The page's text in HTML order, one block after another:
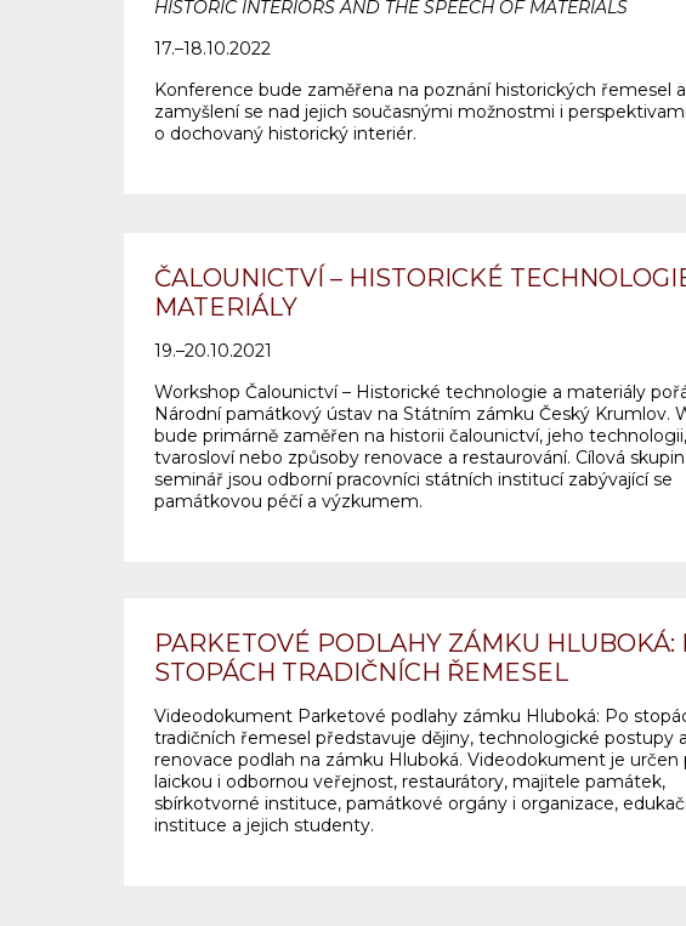
HISTORIC INTERIORS AND THE SPEECH OF MATERIALS
17.–18.10.2022
Konference bude zaměřena na poznání historických řemesel a
zamyšlení se nad jejich současnými možnostmi i
o dochovaný historický interiér.
ČALOUNICTVÍ – HISTORICKÉ
MATERIÁLY
19.–20.10.2021
Workshop Čalounictví – Historické technologie a materiály
Národní památkový ústav na Státním zámku Český Krumlov.
bude primárně zaměřen na historii čalounictví, jeho technologii,
tvarosloví nebo způsoby renovace a restaurování. Cílová
seminář jsou odborní pracovníci státních institucí zabývající se
památkovou péčí a výzkumem.
PARKETOVÉ PODLAHY ZÁMKU HLUBOKÁ:
STOPÁCH TRADIČNÍCH ŘEMESEL
Videodokument Parketové podlahy zámku Hluboká: Po
tradičních řemesel představuje dějiny, technologické postupy
renovace podlah na zámku Hluboká. Videodokument je určen
laickou i odbornou veřejnost, restaurátory, majitele památek,
sbírkotvorné instituce, památkové orgány i organizace,
instituce a jejich studenty.